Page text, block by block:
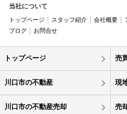
当社について
トップページ スタッフ紹介 会社概要
ブログ
お問合せ
トップページ 売
川口市の不動産 現
川口市の不動産売却 売